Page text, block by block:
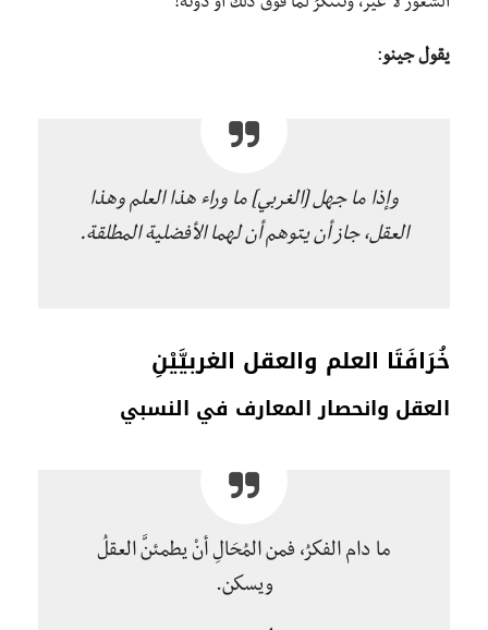
الشعور لا غير، وتَتَنَكَّرُ لما فوق ذلك أو دونه!
يقول جينو:
وإذا ما جهل [الغربي] ما وراء هذا العلم وهذا
العقل، جاز أن يتوهم أن لهما الأفضلية المطلقة.
خُرَافَتَا العلم والعقل الغربيَّيْنِ
العقل وانحصار المعارف في النسبي
ما دام الفكرُ، فمن المُحَالِ أنْ يطمئنَّ العقلُ
ويسكن.